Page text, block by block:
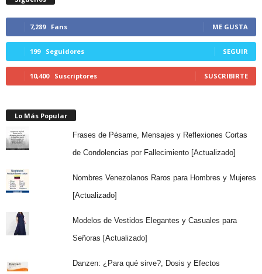
7,289 Fans ME GUSTA
199 Seguidores SEGUIR
10,400 Suscriptores SUSCRIBIRTE
Lo Más Popular
Frases de Pésame, Mensajes y Reflexiones Cortas
de Condolencias por Fallecimiento [Actualizado]
Nombres Venezolanos Raros para Hombres y Mujeres
[Actualizado]
Modelos de Vestidos Elegantes y Casuales para
Señoras [Actualizado]
Danzen: ¿Para qué sirve?, Dosis y Efectos